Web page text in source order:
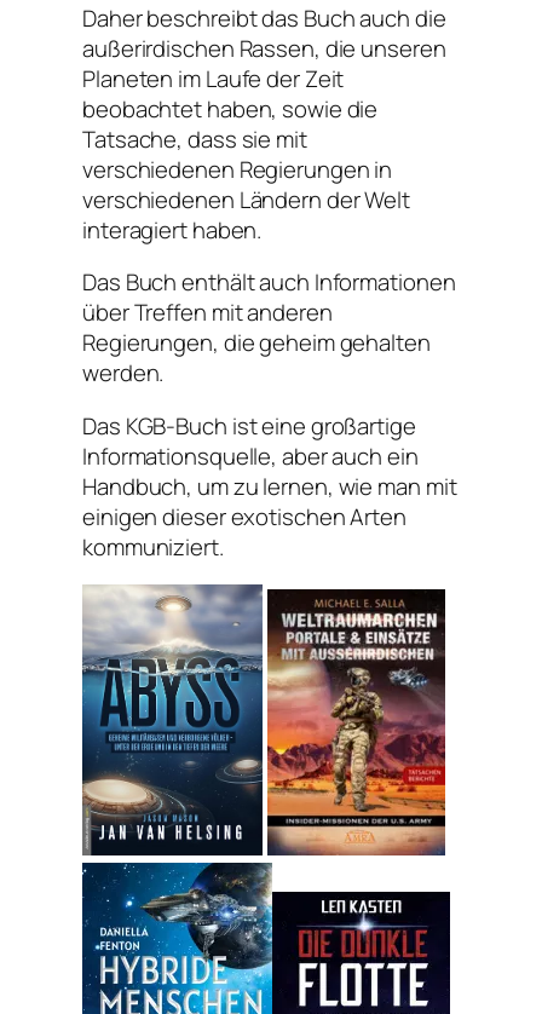
Daher beschreibt das Buch auch die
außerirdischen Rassen, die unseren
Planeten im Laufe der Zeit
beobachtet haben, sowie die
Tatsache, dass sie mit
verschiedenen Regierungen in
verschiedenen Ländern der Welt
interagiert haben.
Das Buch enthält auch Informationen
über Treffen mit anderen
Regierungen, die geheim gehalten
werden.
Das KGB-Buch ist eine großartige
Informationsquelle, aber auch ein
Handbuch, um zu lernen, wie man mit
einigen dieser exotischen Arten
kommuniziert.